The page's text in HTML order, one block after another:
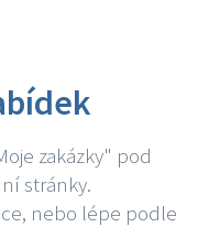
zakázky" pod
stránky.
nebo lépe podle